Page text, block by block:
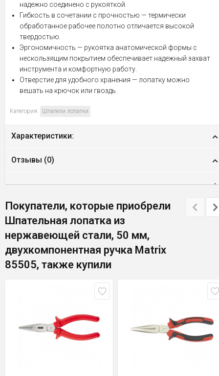
надежно соединено с рукояткой.
Гибкость в сочетании с прочностью — термически
обработанное рабочее полотно отличается высокой
твердостью.
Эргономичность — рукоятка анатомической формы с
нескользящим покрытием обеспечивает надежный захват
инструмента и комфортную работу.
Отверстие для удобного хранения — лопатку можно
вешать на крючок или гвоздь.
Категория: Шпатели лопатки
Характеристики:
Отзывы (0)
Покупатели, которые приобрели
Шпательная лопатка из
нержавеющей стали, 50 мм,
двухкомпонентная ручка Matrix
85505, также купили